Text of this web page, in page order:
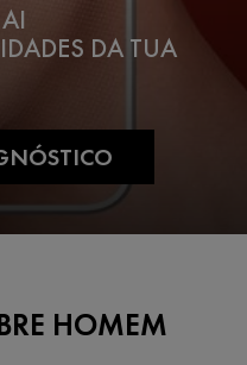
DA TUA
HOMEM